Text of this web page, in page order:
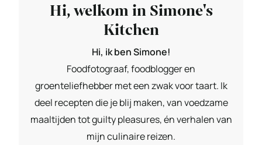
Hi, welkom in Simone's
Kitchen
Hi, ik ben Simone!
Foodfotograaf, foodblogger en
groenteliefhebber met een zwak voor taart. Ik
deel recepten die je blij maken, van voedzame
maaltijden tot guilty pleasures, én verhalen van
mijn culinaire reizen.